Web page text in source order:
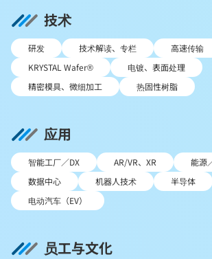
技术
研发 技术解读、专栏 高速传输
KRYSTAL Wafer®
电镀、表面处理
精密模具、微细加工
热固性树脂
应用
智能工厂／DX AR/VR、XR
能源
数据中心
机器人技术
半导体
电动汽车（EV）
员工与文化